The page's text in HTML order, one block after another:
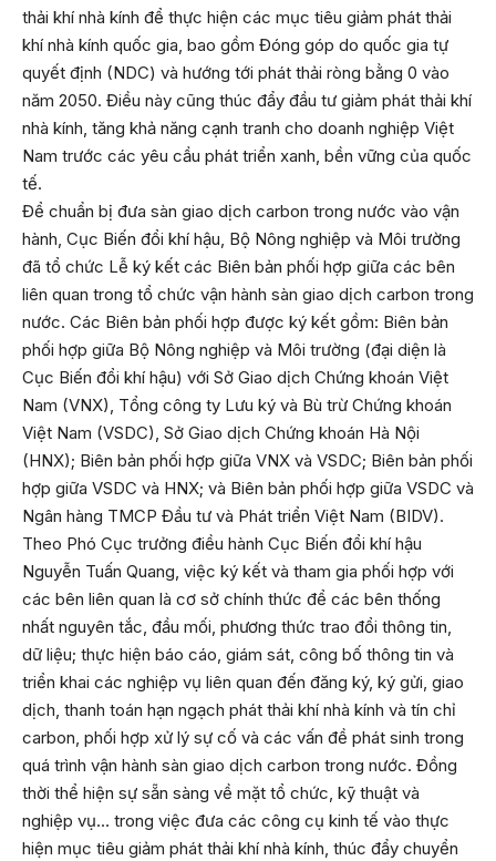
thải khí nhà kính để thực hiện các mục tiêu giảm phát thải
khí nhà kính quốc gia, bao gồm Đóng góp do quốc gia tự
quyết định (NDC) và hướng tới phát thải ròng bằng 0 vào
năm 2050. Điều này cũng thúc đẩy đầu tư giảm phát thải khí
nhà kính, tăng khả năng cạnh tranh cho doanh nghiệp Việt
Nam trước các yêu cầu phát triển xanh, bền vững của quốc
tế.
Để chuẩn bị đưa sàn giao dịch carbon trong nước vào vận
hành, Cục Biến đổi khí hậu, Bộ Nông nghiệp và Môi trường
đã tổ chức Lễ ký kết các Biên bản phối hợp giữa các bên
liên quan trong tổ chức vận hành sàn giao dịch carbon trong
nước. Các Biên bản phối hợp được ký kết gồm: Biên bản
phối hợp giữa Bộ Nông nghiệp và Môi trường (đại diện là
Cục Biến đổi khí hậu) với Sở Giao dịch Chứng khoán Việt
Nam (VNX), Tổng công ty Lưu ký và Bù trừ Chứng khoán
Việt Nam (VSDC), Sở Giao dịch Chứng khoán Hà Nội
(HNX); Biên bản phối hợp giữa VNX và VSDC; Biên bản phối
hợp giữa VSDC và HNX; và Biên bản phối hợp giữa VSDC và
Ngân hàng TMCP Đầu tư và Phát triển Việt Nam (BIDV).
Theo Phó Cục trưởng điều hành Cục Biến đổi khí hậu
Nguyễn Tuấn Quang, việc ký kết và tham gia phối hợp với
các bên liên quan là cơ sở chính thức để các bên thống
nhất nguyên tắc, đầu mối, phương thức trao đổi thông tin,
dữ liệu; thực hiện báo cáo, giám sát, công bố thông tin và
triển khai các nghiệp vụ liên quan đến đăng ký, ký gửi, giao
dịch, thanh toán hạn ngạch phát thải khí nhà kính và tín chỉ
carbon, phối hợp xử lý sự cố và các vấn đề phát sinh trong
quá trình vận hành sàn giao dịch carbon trong nước. Đồng
thời thể hiện sự sẵn sàng về mặt tổ chức, kỹ thuật và
nghiệp vụ… trong việc đưa các công cụ kinh tế vào thực
hiện mục tiêu giảm phát thải khí nhà kính, thúc đẩy chuyển